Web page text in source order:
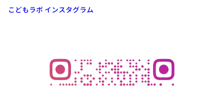
こどもラボ インスタグラム